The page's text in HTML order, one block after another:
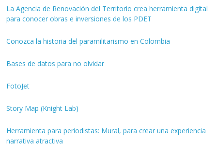
La Agencia de Renovación del Territorio crea herramienta digital
para conocer obras e inversiones de los PDET
Conozca la historia del paramilitarismo en Colombia
Bases de datos para no olvidar
FotoJet
Story Map (Knight Lab)
Herramienta para periodistas: Mural, para crear una experiencia
narrativa atractiva